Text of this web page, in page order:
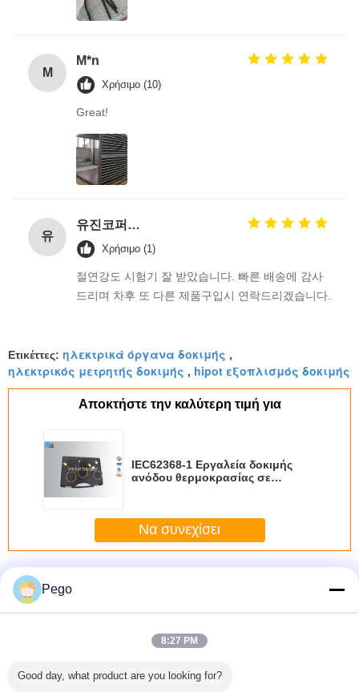
M
M*n
Χρήσιμο (10)
Great!
유
유진코퍼레이션에 황동익입니다.
Χρήσιμο (1)
절연강도 시험기 잘 받았습니다. 빠른 배송에 감사
드리며 차후 또 다른 제품구입시 연락드리겠습니다.
Ετικέττες: ηλεκτρικά όργανα δοκιμής ,
ηλεκτρικός μετρητής δοκιμής , hipot εξοπλισμός δοκιμής
Αποκτήστε την καλύτερη τιμή για
IEC62368-1 Εργαλεία δοκιμής
ανόδου θερμοκρασίας σε
Να συνεχίσει
Περισσότεροι
ηλεκτρικός εξοπλισμός δοκιμής ασφάλειας
Η συσκευή
Εξοπλισμός
Pego
8:27 PM
Good day, what product are you looking for?